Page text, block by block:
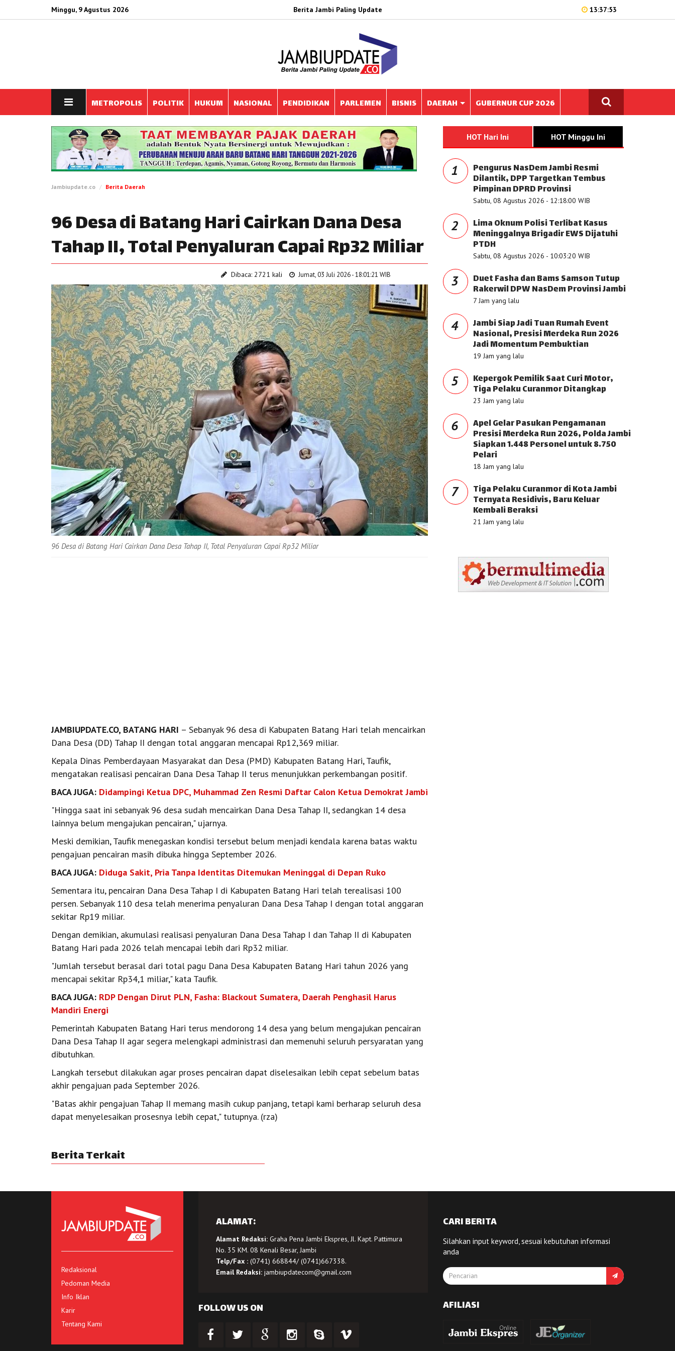
Minggu, 9 Agustus 2026 Berita Jambi Paling Update 13:37:53
METROPOLIS POLITIK HUKUM NASIONAL PENDIDIKAN PARLEMEN BISNIS DAERAH GUBERNUR CUP 2026
Jambiupdate.co Berita Daerah
96 Desa di Batang Hari Cairkan Dana Desa
Tahap II, Total Penyaluran Capai Rp32 Miliar
Dibaca: 2721 kali Jumat, 03 Juli 2026 - 18:01:21 WIB
96 Desa di Batang Hari Cairkan Dana Desa Tahap II, Total Penyaluran Capai Rp32 Miliar
JAMBIUPDATE.CO, BATANG HARI – Sebanyak 96 desa di Kabupaten Batang Hari telah mencairkan
Dana Desa (DD) Tahap II dengan total anggaran mencapai Rp12,369 miliar.
Kepala Dinas Pemberdayaan Masyarakat dan Desa (PMD) Kabupaten Batang Hari, Taufik,
mengatakan realisasi pencairan Dana Desa Tahap II terus menunjukkan perkembangan positif.
BACA JUGA: Didampingi Ketua DPC, Muhammad Zen Resmi Daftar Calon Ketua Demokrat Jambi
"Hingga saat ini sebanyak 96 desa sudah mencairkan Dana Desa Tahap II, sedangkan 14 desa
lainnya belum mengajukan pencairan," ujarnya.
Meski demikian, Taufik menegaskan kondisi tersebut belum menjadi kendala karena batas waktu
pengajuan pencairan masih dibuka hingga September 2026.
BACA JUGA: Diduga Sakit, Pria Tanpa Identitas Ditemukan Meninggal di Depan Ruko
Sementara itu, pencairan Dana Desa Tahap I di Kabupaten Batang Hari telah terealisasi 100
persen. Sebanyak 110 desa telah menerima penyaluran Dana Desa Tahap I dengan total anggaran
sekitar Rp19 miliar.
Dengan demikian, akumulasi realisasi penyaluran Dana Desa Tahap I dan Tahap II di Kabupaten
Batang Hari pada 2026 telah mencapai lebih dari Rp32 miliar.
"Jumlah tersebut berasal dari total pagu Dana Desa Kabupaten Batang Hari tahun 2026 yang
mencapai sekitar Rp34,1 miliar," kata Taufik.
BACA JUGA: RDP Dengan Dirut PLN, Fasha: Blackout Sumatera, Daerah Penghasil Harus
Mandiri Energi
Pemerintah Kabupaten Batang Hari terus mendorong 14 desa yang belum mengajukan pencairan
Dana Desa Tahap II agar segera melengkapi administrasi dan memenuhi seluruh persyaratan yang
dibutuhkan.
Langkah tersebut dilakukan agar proses pencairan dapat diselesaikan lebih cepat sebelum batas
akhir pengajuan pada September 2026.
"Batas akhir pengajuan Tahap II memang masih cukup panjang, tetapi kami berharap seluruh desa
dapat menyelesaikan prosesnya lebih cepat," tutupnya. (rza)
Berita Terkait
HOT Hari Ini HOT Minggu Ini
1 Pengurus NasDem Jambi Resmi
Dilantik, DPP Targetkan Tembus
Pimpinan DPRD Provinsi
Sabtu, 08 Agustus 2026 - 12:18:00 WIB
2 Lima Oknum Polisi Terlibat Kasus
Meninggalnya Brigadir EWS Dijatuhi
PTDH
Sabtu, 08 Agustus 2026 - 10:03:20 WIB
3 Duet Fasha dan Bams Samson Tutup
Rakerwil DPW NasDem Provinsi Jambi
7 Jam yang lalu
4 Jambi Siap Jadi Tuan Rumah Event
Nasional, Presisi Merdeka Run 2026
Jadi Momentum Pembuktian
19 Jam yang lalu
5 Kepergok Pemilik Saat Curi Motor,
Tiga Pelaku Curanmor Ditangkap
23 Jam yang lalu
6 Apel Gelar Pasukan Pengamanan
Presisi Merdeka Run 2026, Polda Jambi
Siapkan 1.448 Personel untuk 8.750
Pelari
18 Jam yang lalu
7 Tiga Pelaku Curanmor di Kota Jambi
Ternyata Residivis, Baru Keluar
Kembali Beraksi
21 Jam yang lalu
Redaksional
Pedoman Media
Info Iklan
Karir
Tentang Kami
ALAMAT:
Alamat Redaksi:Graha Pena Jambi Ekspres, Jl. Kapt. Pattimura
No. 35 KM. 08 Kenali Besar, Jambi
Telp/Fax :(0741) 668844/ (0741)667338.
Email Redaksi: jambiupdatecom@gmail.com
FOLLOW US ON
CARI BERITA
Silahkan input keyword, sesuai kebutuhan informasi
anda
AFILIASI